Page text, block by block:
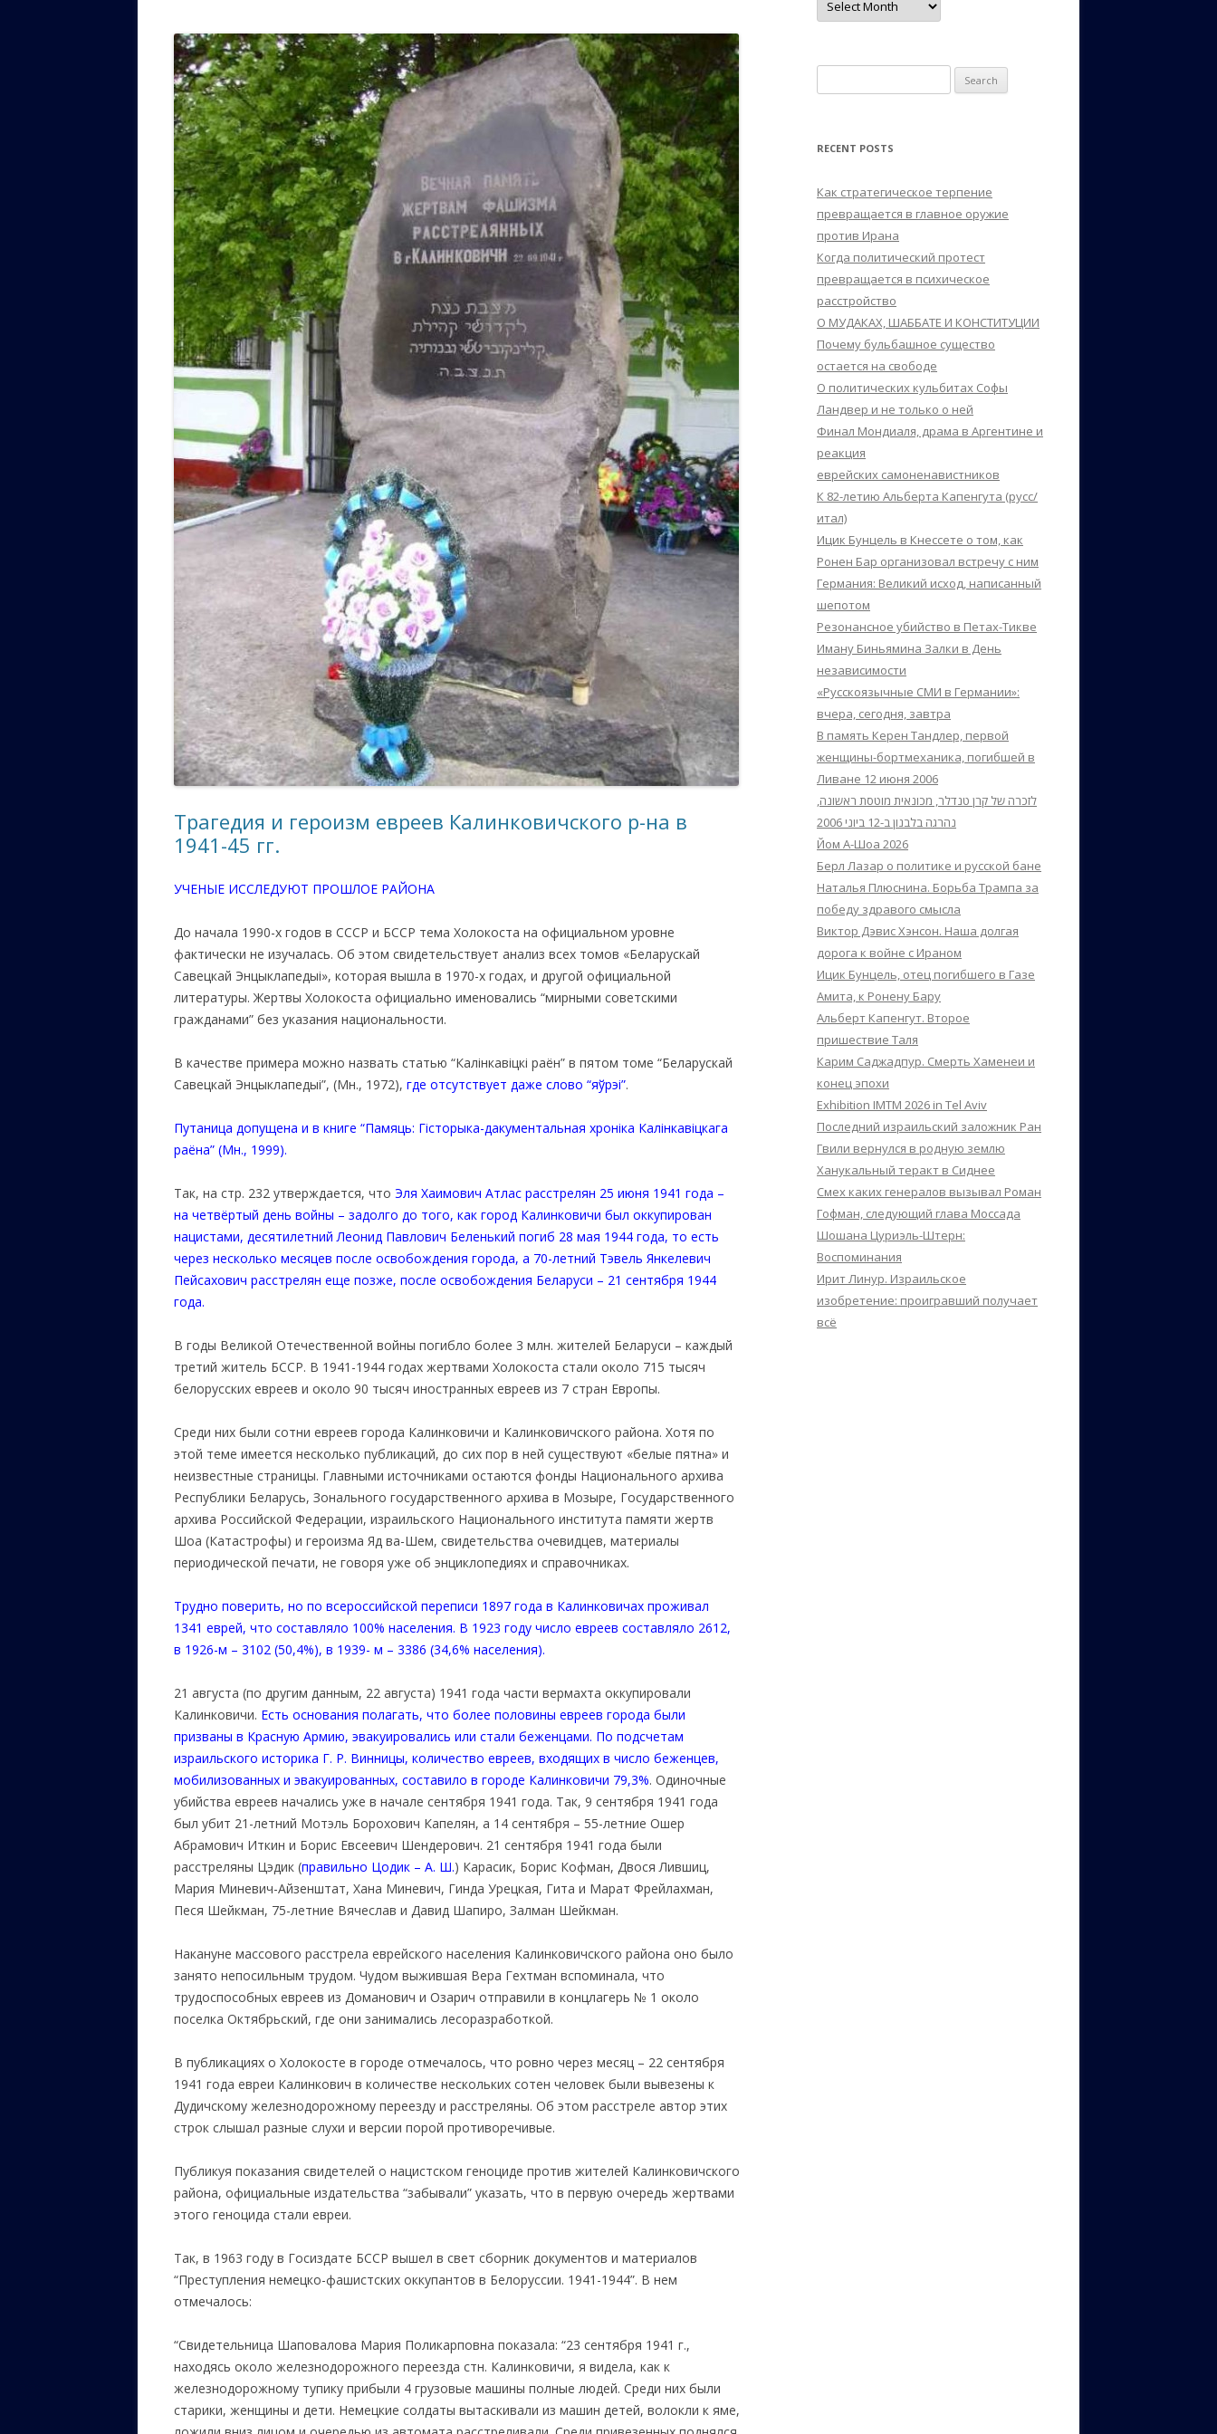
ЕВРЕЙСКАЯ ЖИЗНЬ В
КАЛИНКОВИЧАХ СЕЙЧАС
ОЗАРИЧИ
ИНФОРМАЦИЯ К СТАРОМУ
САЙТУ
ВАШИ ПИСЬМА
ОТЗЫВЫ, ПРЕДЛОЖЕНИЯ,
УТОЧНЕНИЯ, ДОПОЛНЕНИЯ
КТО КОГО ИЩЕТ
Трагедия и героизм евреев Калинковичского р-на в
1941-45 гг.
УЧЕНЫЕ ИССЛЕДУЮТ ПРОШЛОЕ РАЙОНА
До начала 1990-х годов в СССР и БССР тема Холокоста на официальном уровне
фактически не изучалась. Об этом свидетельствует анализ всех томов «Беларускай
Савецкай Энцыклапедыі», которая вышла в 1970-х годах, и другой официальной
литературы. Жертвы Холокоста официально именовались “мирными советскими
гражданами” без указания национальности.
В качестве примера можно назвать статью “Калінкавіцкі раён” в пятом томе “Беларускай
Савецкай Энцыклапедыі”, (Мн., 1972), где отсутствует даже слово “яўрэі”.
Путаница допущена и в книге “Памяць: Гісторыка-дакументальная хроніка Калінкавіцкага
раёна” (Мн., 1999).
Так, на стр. 232 утверждается, что Эля Хаимович Атлас расстрелян 25 июня 1941 года –
на четвёртый день войны – задолго до того, как город Калинковичи был оккупирован
нацистами, десятилетний Леонид Павлович Беленький погиб 28 мая 1944 года, то есть
через несколько месяцев после освобождения города, а 70-летний Тэвель Янкелевич
Пейсахович расстрелян еще позже, после освобождения Беларуси – 21 сентября 1944
года.
В годы Великой Отечественной войны погибло более 3 млн. жителей Беларуси – каждый
третий житель БССР. В 1941-1944 годах жертвами Холокоста стали около 715 тысяч
белорусских евреев и около 90 тысяч иностранных евреев из 7 стран Европы.
Среди них были сотни евреев города Калинковичи и Калинковичского района. Хотя по
этой теме имеется несколько публикаций, до сих пор в ней существуют «белые пятна» и
неизвестные страницы. Главными источниками остаются фонды Национального архива
Республики Беларусь, Зонального государственного архива в Мозыре, Государственного
архива Российской Федерации, израильского Национального института памяти жертв
Шоа (Катастрофы) и героизма Яд ва-Шем, свидетельства очевидцев, материалы
периодической печати, не говоря уже об энциклопедиях и справочниках.
Трудно поверить, но по всероссийской переписи 1897 года в Калинковичах проживал
1341 еврей, что составляло 100% населения. В 1923 году число евреев составляло 2612,
в 1926-м – 3102 (50,4%), в 1939- м – 3386 (34,6% населения).
21 августа (по другим данным, 22 августа) 1941 года части вермахта оккупировали
Калинковичи. Есть основания полагать, что более половины евреев города были
призваны в Красную Армию, эвакуировались или стали беженцами. По подсчетам
израильского историка Г. Р. Винницы, количество евреев, входящих в число беженцев,
мобилизованных и эвакуированных, составило в городе Калинковичи 79,3%. Одиночные
убийства евреев начались уже в начале сентября 1941 года. Так, 9 сентября 1941 года
был убит 21-летний Мотэль Борохович Капелян, а 14 сентября – 55-летние Ошер
Абрамович Иткин и Борис Евсеевич Шендерович. 21 сентября 1941 года были
расстреляны Цэдик (правильно Цодик – А. Ш.) Карасик, Борис Кофман, Двося Лившиц,
Мария Миневич-Айзенштат, Хана Миневич, Гинда Урецкая, Гита и Марат Фрейлахман,
Песя Шейкман, 75-летние Вячеслав и Давид Шапиро, Залман Шейкман.
Накануне массового расстрела еврейского населения Калинковичского района оно было
занято непосильным трудом. Чудом выжившая Вера Гехтман вспоминала, что
трудоспособных евреев из Доманович и Озарич отправили в концлагерь № 1 около
поселка Октябрьский, где они занимались лесоразработкой.
В публикациях о Холокосте в городе отмечалось, что ровно через месяц – 22 сентября
1941 года евреи Калинкович в количестве нескольких сотен человек были вывезены к
Дудичскому железнодорожному переезду и расстреляны. Об этом расстреле автор этих
строк слышал разные слухи и версии порой противоречивые.
Публикуя показания свидетелей о нацистском геноциде против жителей Калинковичского
района, официальные издательства “забывали” указать, что в первую очередь жертвами
этого геноцида стали евреи.
Так, в 1963 году в Госиздате БССР вышел в свет сборник документов и материалов
“Преступления немецко-фашистских оккупантов в Белоруссии. 1941-1944”. В нем
отмечалось:
“Свидетельница Шаповалова Мария Поликарповна показала: “23 сентября 1941 г.,
находясь около железнодорожного переезда стн. Калинковичи, я видела, как к
железнодорожному тупику прибыли 4 грузовые машины полные людей. Среди них были
старики, женщины и дети. Немецкие солдаты вытаскивали из машин детей, волокли к яме,
for:
RECENT POSTS
Как стратегическое терпение
превращается в главное оружие
против Ирана
Когда политический протест
превращается в психическое
расстройство
О МУДАКАХ, ШАББАТЕ И КОНСТИТУЦИИ
Почему бульбашное существо
остается на свободе
О политических кульбитах Софы
Ландвер и не только о ней
Финал Мондиаля, драма в Аргентине и
реакция
еврейских самоненавистников
К 82-летию Альберта Капенгута (русс/
итал)
Ицик Бунцель в Кнессете о том, как
Ронен Бар организовал встречу с ним
Германия: Великий исход, написанный
шепотом
Резонансное убийство в Петах-Тикве
Иману Биньямина Залки в День
независимости
«Русскоязычные СМИ в Германии»:
вчера, сегодня, завтра
В память Керен Тандлер, первой
женщины-бортмеханика, погибшей в
Ливане 12 июня 2006
לזכרה של קרן טנדלר, מכונאית מוטסת ראשונה,
נהרגה בלבנון ב-12 ביוני 2006
Йом А-Шоа 2026
Берл Лазар о политике и русской бане
Наталья Плюснина. Борьба Трампа за
победу здравого смысла
Виктор Дэвис Хэнсон. Наша долгая
дорога к войне с Ираном
Ицик Бунцель, отец погибшего в Газе
Амита, к Ронену Бару
Альберт Капенгут. Второе
пришествие Таля
Карим Саджадпур. Смерть Хаменеи и
конец эпохи
Exhibition IMTM 2026 in Tel Aviv
Последний израильский заложник Ран
Гвили вернулся в родную землю
Ханукальный теракт в Сиднее
Смех каких генералов вызывал Роман
Гофман, следующий глава Моссада
Шошана Цуриэль-Штерн:
Воспоминания
Ирит Линур. Израильское
изобретение: проигравший получает
всё